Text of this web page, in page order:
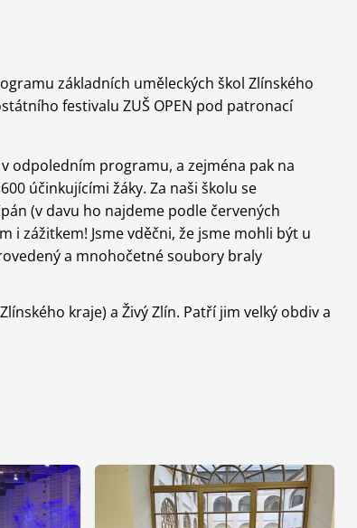
základních uměleckých škol Zlínského
festivalu ZUŠ OPEN pod patronací
odpoledním programu, a zejména pak na
účinkujícími žáky. Za naši školu se
(v davu ho najdeme podle červených
i zážitkem! Jsme vděčni, že jsme mohli být u
a mnohočetné soubory braly
kraje) a Živý Zlín. Patří jim velký obdiv a